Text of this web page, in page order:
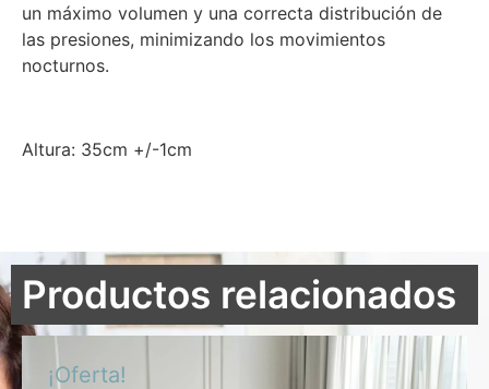
un máximo volumen y una correcta distribución de
las presiones, minimizando los movimientos
nocturnos.
Altura: 35cm +/-1cm
Productos relacionados
¡Oferta!